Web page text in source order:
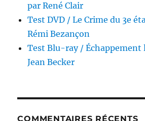
par René Clair
Test DVD / Le Crime du 3e
Rémi Bezançon
Test Blu-ray / Échappement
Jean Becker
COMMENTAIRES RÉCENTS